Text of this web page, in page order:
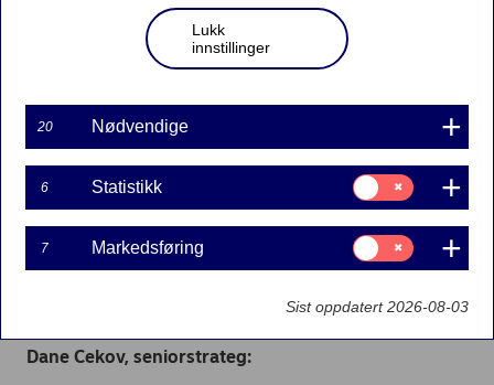
2023 har vært et økonomisk tøft år for mange nordmenn, men hvordan blir
2024? I denne saken kan du lese hva Nordeas eksperter tenker om nettopp
Dane Cekov, seniorstrateg:
Lukk
innstillinger
20 Nødvendige
6 Statistikk
Samtykke
til:
Statistikk
7 Markedsføring
Samtykke
til:
Markedsføring
Sist oppdatert 2026-08-03